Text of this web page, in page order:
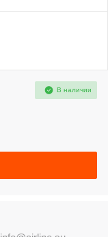
В наличии